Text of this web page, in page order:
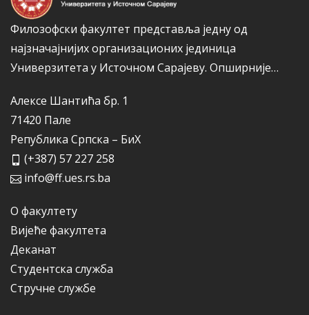
Филозофски факултет представља једну од
најзначајнијих организационих јединица
Универзитета у Источном Сарајеву. Опширније…
Алексе Шантића бр. 1
71420 Пале
Република Српска – БиХ
(+387) 57 227 258
info@ff.ues.rs.ba
О факултету
Вијеће факултета
Деканат
Студентска служба
Стручне службе